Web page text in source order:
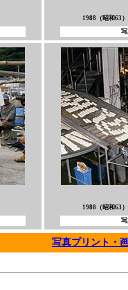
1988（昭和63
1988（昭和63
写真プリント・